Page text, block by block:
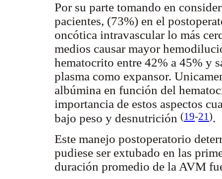
Por su parte tomando en
pacientes, (73%) en el
oncótica intravascular lo más
medios causar mayor
hematocrito entre 42% a 45% y
plasma como expansor.
albúmina en función del
importancia de estos aspectos
bajo peso y desnutrición (19-21).
Este manejo postoperatorio
pudiese ser extubado en las
duración promedio de la AVM